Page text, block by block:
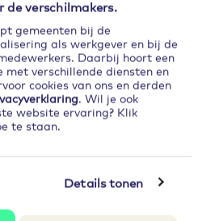
de verschilmakers.
gemeenten bij de
als werkgever en bij de
Daarbij hoort een
verschillende diensten en
cookies van ons en derden
. Wil je ook
website ervaring? Klik
te staan.
Details tonen
theorie en praktijk’
manier met jezelf
andere gemeente te